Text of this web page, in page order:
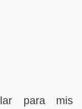
para mis